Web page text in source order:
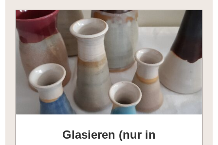
Glasieren (nur in